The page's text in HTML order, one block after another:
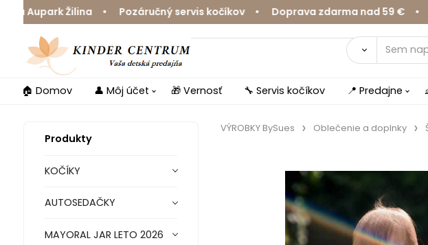
Aupark Žilina • Pozáručný servis kočíkov • Doprava zdarma nad 59 € •
🏠 Domov 👤 Môj účet 🎁 Vernosť 🔧 Servis kočíkov 📍 Predajne
Produkty
KOČÍKY
AUTOSEDAČKY
MAYORAL JAR LETO 2026
VÝROBKY BySues Oblečenie a doplnky